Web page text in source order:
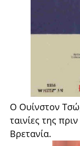
Ο Ουίνστον
ταινίες της
Βρετανία.